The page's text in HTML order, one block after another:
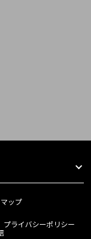
ップ
プライバシーポリシー